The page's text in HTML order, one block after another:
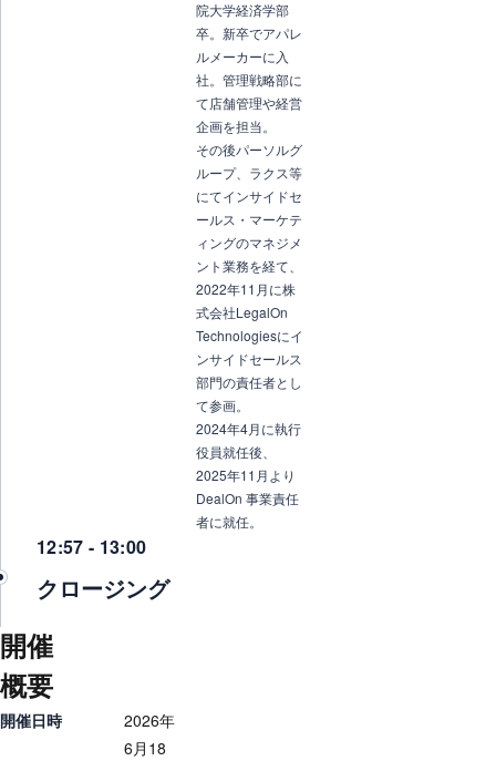
院大学経済学部
卒。新卒でアパレ
ルメーカーに入
社。管理戦略部に
て店舗管理や経営
企画を担当。
その後パーソルグ
ループ、ラクス等
にてインサイドセ
ールス・マーケテ
ィングのマネジメ
ント業務を経て、
2022年11月に株
式会社LegalOn
Technologiesにイ
ンサイドセールス
部門の責任者とし
て参画。
2024年4月に執行
役員就任後、
2025年11月より
DealOn 事業責任
者に就任。
12:57 - 13:00
クロージング
開催
概要
開催日時
2026年
6月18